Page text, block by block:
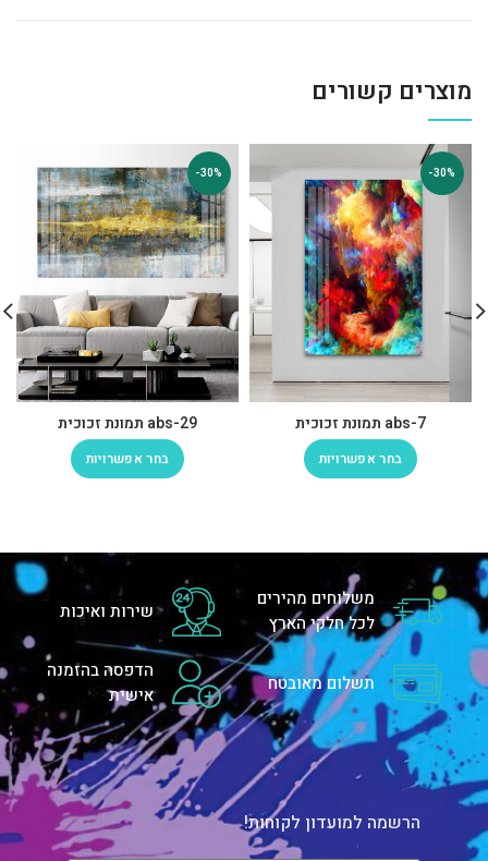
מוצרים קשורים
-30%
abs-7 תמונת זכוכית
בחר אפשרויות
-30%
abs-29 תמונת זכוכית
בחר אפשרויות
משלוחים מהירים
לכל חלקי הארץ
שירות ואיכות
תשלום מאובטח
הדפסה בהזמנה
אישית
הרשמה למועדון לקוחות!